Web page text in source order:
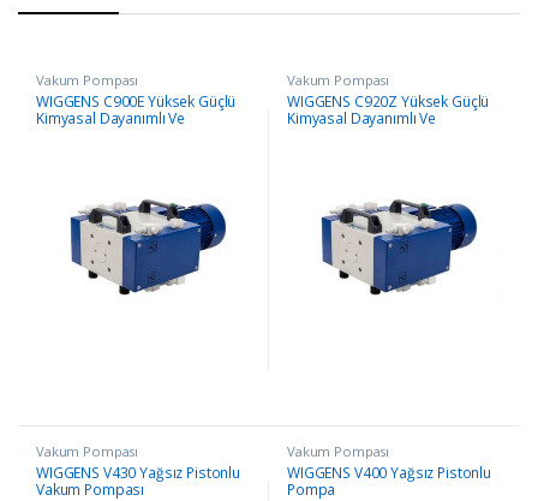
Vakum Pompası
WIGGENS C900E Yüksek Güçlü
Kimyasal Dayanımlı Ve
Vakum Pompası
WIGGENS C920Z Yüksek Güçlü
Kimyasal Dayanımlı Ve
Vakum Pompası
WIGGENS V430 Yağsız Pistonlu
Vakum Pompası
Vakum Pompası
WIGGENS V400 Yağsız Pistonlu
Pompa